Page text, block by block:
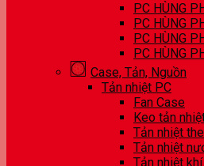
PC HÙNG
PC HÙNG
PC HÙNG
PC HÙNG
Case, Tản, Nguồn
Tản nhiệt PC
Fan Case
Keo tản
Tản nhiệt
Tản nhiệt
Tản nhiệt khí